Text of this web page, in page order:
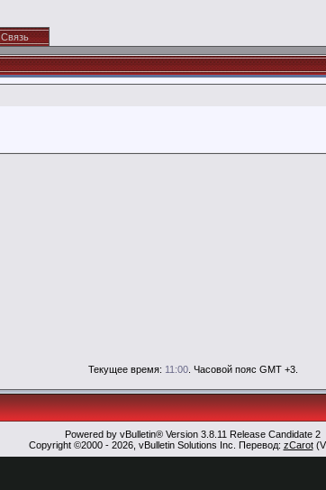
Связь
Текущее время: 11:00. Часовой пояс GMT +3.
Powered by vBulletin® Version 3.8.11 Release Candidate 2
Copyright ©2000 - 2026, vBulletin Solutions Inc. Перевод: zCarot